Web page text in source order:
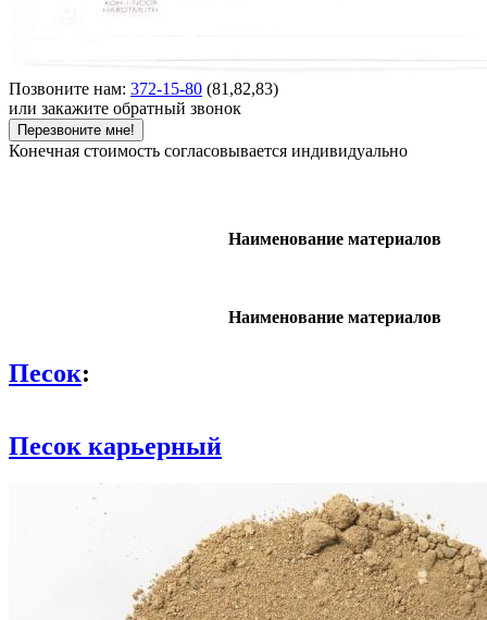
Позвоните нам: 372-15-80 (81,82,83)
или закажите обратный звонок
Перезвоните мне!
Конечная стоимость согласовывается индивидуально
Наименование материалов
Наименование материалов
Песок:
Песок карьерный